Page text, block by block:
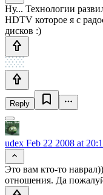
Ну... Технологии
HDTV которое я с
дисков :)
Reply
udex Feb 22 2008 at
Это вам кто-то
отношения. Да